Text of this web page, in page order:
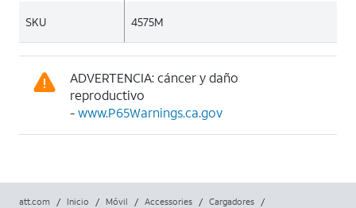
SKU 4575M
ADVERTENCIA: cáncer y daño
reproductivo
-www.P65Warnings.ca.gov
att.com / Inicio / Móvil / Accessories / Cargadores
/